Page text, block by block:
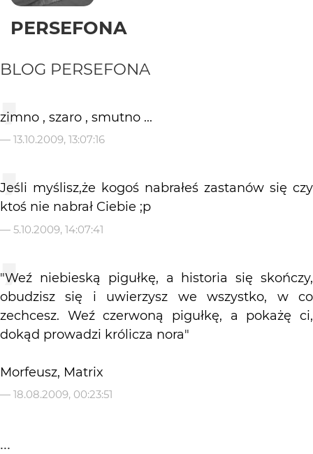
PERSEFONA
BLOG PERSEFONA
zimno , szaro , smutno ...
— 13.10.2009, 13:07:16
Jeśli myślisz,że kogoś nabrałeś zastanów się czy
ktoś nie nabrał Ciebie ;p
— 5.10.2009, 14:07:41
"Weź niebieską pigułkę, a historia się skończy,
obudzisz się i uwierzysz we wszystko, w co
zechcesz. Weź czerwoną pigułkę, a pokażę ci,
dokąd prowadzi królicza nora"
Morfeusz, Matrix
— 18.08.2009, 00:23:51
...